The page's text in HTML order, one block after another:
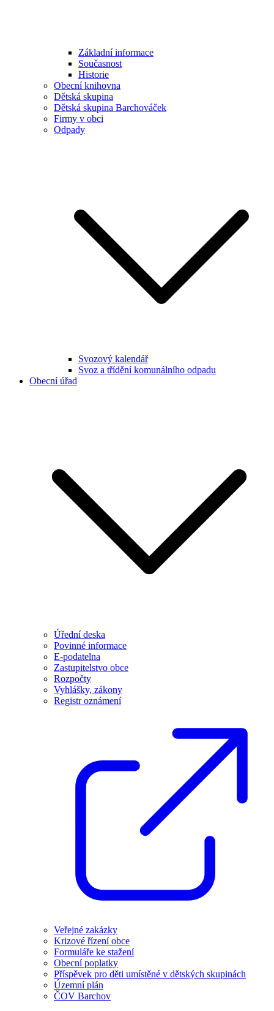
Základní informace
Současnost
Historie
Obecní knihovna
Dětská skupina
Dětská skupina Barchováček
Firmy v obci
Odpady
Svozový kalendář
Svoz a třídění komunálního odpadu
Obecní úřad
Úřední deska
Povinné informace
E-podatelna
Zastupitelstvo obce
Rozpočty
Vyhlášky, zákony
Registr oznámení
Veřejné zakázky
Krizové řízení obce
Formuláře ke stažení
Obecní poplatky
Příspěvek pro děti umístěné v dětských skupinách
Územní plán
ČOV Barchov